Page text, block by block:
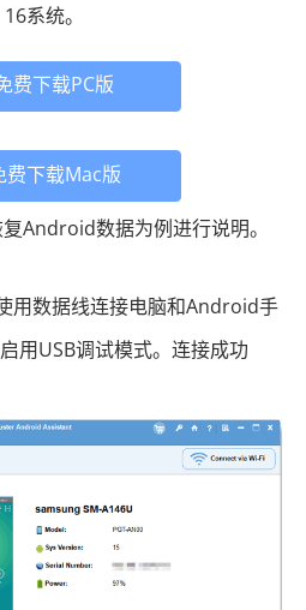
系统。
费下载PC版
费下载Mac版
Android数据为例进行说明。
用数据线连接电脑和Android手
用USB调试模式。连接成功